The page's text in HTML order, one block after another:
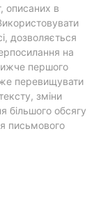
описаних в
дозволяється
на
першого
перевищувати
зміни
більшого обсягу
письмового